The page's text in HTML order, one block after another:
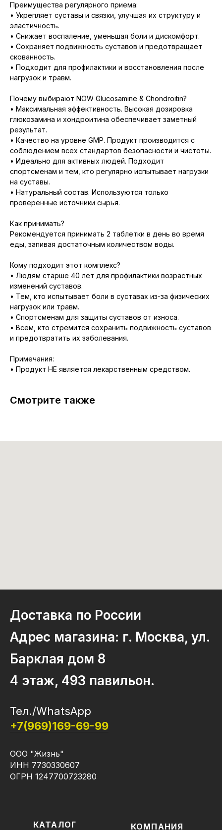
Преимущества регулярного приема:
• Укрепляет суставы и связки, улучшая их структуру и
эластичность.
• Снижает воспаление, уменьшая боли и дискомфорт.
• Сохраняет подвижность суставов и предотвращает
скованность.
• Подходит для профилактики и восстановления после
нагрузок и травм.
Почему выбирают NOW Glucosamine & Chondroitin?
• Максимальная эффективность. Высокая дозировка
глюкозамина и хондроитина обеспечивает заметный
результат.
• Качество на уровне GMP. Продукт производится с
соблюдением всех стандартов безопасности и чистоты.
• Идеально для активных людей. Подходит
спортсменам и тем, кто регулярно испытывает нагрузки
на суставы.
• Натуральный состав. Используются только
проверенные источники сырья.
Как принимать?
Рекомендуется принимать 2 таблетки в день во время
еды, запивая достаточным количеством воды.
Кому подходит этот комплекс?
• Людям старше 40 лет для профилактики возрастных
изменений суставов.
• Тем, кто испытывает боли в суставах из-за физических
нагрузок или травм.
• Спортсменам для защиты суставов от износа.
• Всем, кто стремится сохранить подвижность суставов
и предотвратить их заболевания.
Примечания:
• Продукт НЕ является лекарственным средством.
Смотрите также
Доставка по России
Адрес магазина: г. Москва, ул.
Барклая дом 8
4 этаж, 493 павильон.
Тел./WhatsApp
+7(969)169-69-99
ООО "Жизнь"
ИНН 7730330607
ОГРН 1247700723280
КАТАЛОГ КОМПАНИЯ